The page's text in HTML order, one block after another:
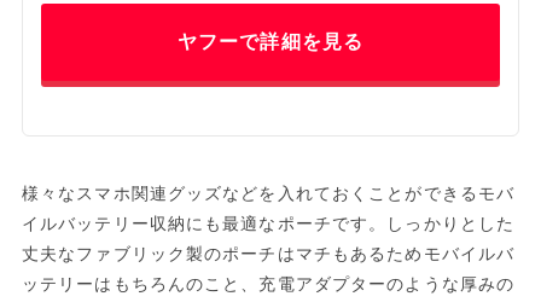
ヤフーで詳細を見る
様々なスマホ関連グッズなどを入れておくことができるモバ
イルバッテリー収納にも最適なポーチです。しっかりとした
丈夫なファブリック製のポーチはマチもあるためモバイルバ
ッテリーはもちろんのこと、充電アダプターのような厚みの